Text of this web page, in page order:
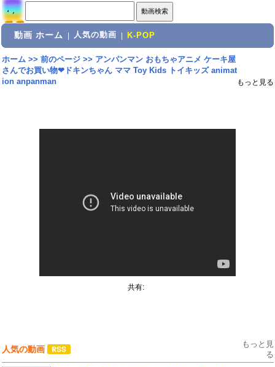
動画 ホーム 人気の動画 K-POP
ホーム>> 前のページ>> アンパンマン おもちゃアニメ ケーキ屋
さんでお買い物❤ドキンちゃん ママ Toy Kids トイキッズ animat
ion anpanman
もっと見る
共有:
人気の動画
もっと見
る